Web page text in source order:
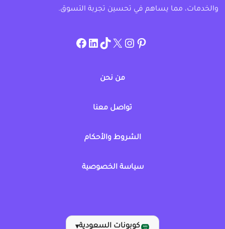
والخدمات، مما يساهم في تحسين تجربة التسوق.
pinterest
allcouponat
twitter
TikTok
linkedin
facebook
من نحن
تواصل معنا
الشروط والأحكام
سياسة الخصوصية
كوبونات السعودية▾